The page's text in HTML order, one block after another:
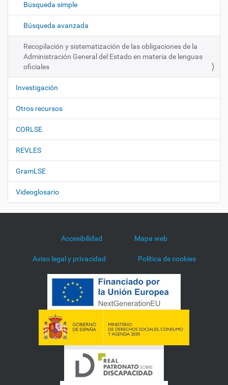
i
n
Búsqueda simple
Búsqueda avanzada
Recopilación y sistematización de las obligaciones de la
Administración General del Estado en materia de lenguas
oficiales
Investigación
Otros recursos
CORLSE
REVLES
GramLSE
Videoglosario
Accesibilidad Mapa web
Aviso legal y privacidad Política de cookies